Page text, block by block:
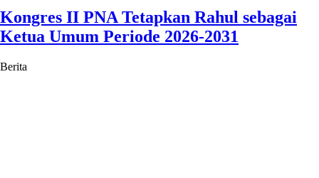
Kongres II PNA Tetapkan Rahul sebagai
Ketua Umum Periode 2026-2031
Berita